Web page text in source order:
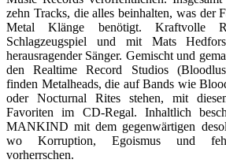
zehn Tracks, die alles beinhalten, was der
Metal Klänge benötigt. Kraftvolle
Schlagzeugspiel und mit Mats
herausragender Sänger. Gemischt und
den Realtime Record Studios
finden Metalheads, die auf Bands wie
oder Nocturnal Rites stehen, mit
Favoriten im CD-Regal. Inhaltlich
MANKIND mit dem gegenwärtigen
wo Korruption, Egoismus und
vorherrschen.